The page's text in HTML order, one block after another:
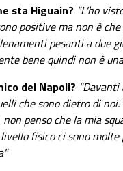
sta Higuain? "L'ho
positive ma non è
pesanti a due
bene quindi non è
del Napoli? "Davanti
che sono dietro di
penso che la mia
fisico ci sono